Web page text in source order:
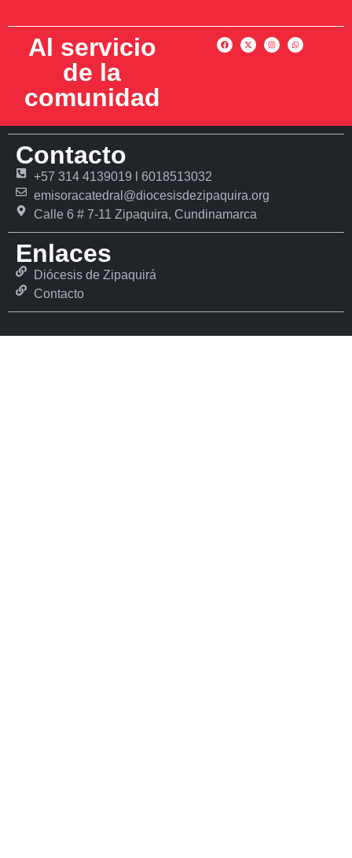
Al servicio
de la
comunidad
Contacto
+57 314 4139019 l 6018513032
emisoracatedral@diocesisdezipaquira.org
Calle 6 # 7-11 Zipaquira, Cundinamarca
Enlaces
Diócesis de Zipaquirá
Contacto